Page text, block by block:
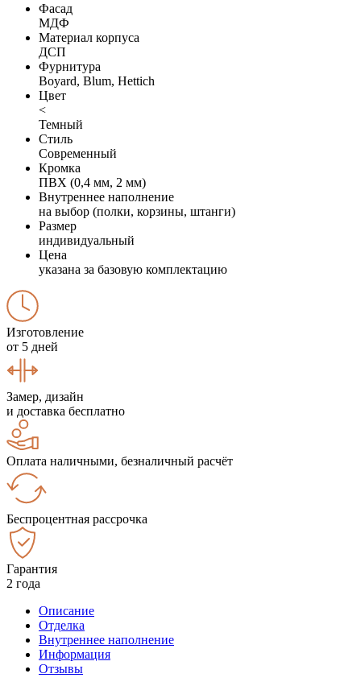
Фасад
МДФ
Материал корпуса
ДСП
Фурнитура
Boyard, Blum, Hettich
Цвет
<
Темный
Стиль
Современный
Кромка
ПВХ (0,4 мм, 2 мм)
Внутреннее наполнение
на выбор (полки, корзины, штанги)
Размер
индивидуальный
Цена
указана за базовую комплектацию
Изготовление
от 5 дней
Замер, дизайн
и доставка бесплатно
Оплата наличными, безналичный расчёт
Беспроцентная рассрочка
Гарантия
2 года
Описание
Отделка
Внутреннее наполнение
Информация
Отзывы